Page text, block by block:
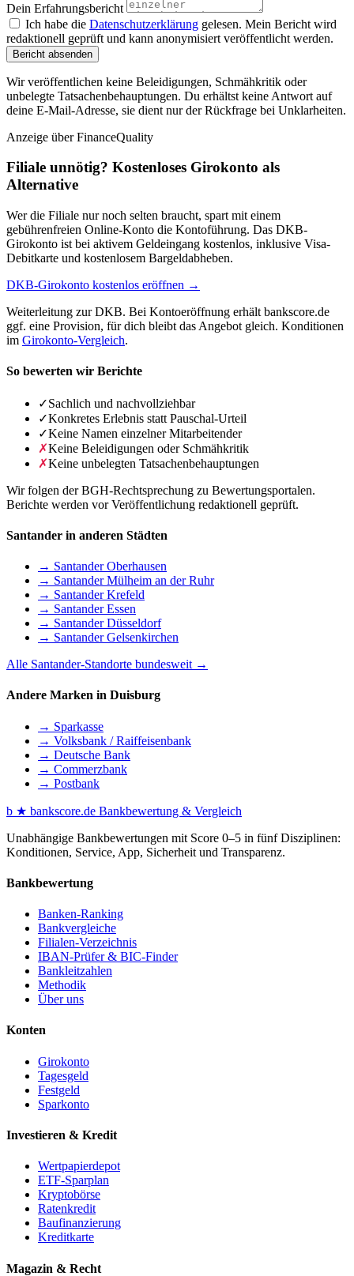
Dein Erfahrungsbericht
Ich habe die Datenschutzerklärung gelesen. Mein Bericht wird
redaktionell geprüft und kann anonymisiert veröffentlicht werden.
Bericht absenden
Wir veröffentlichen keine Beleidigungen, Schmähkritik oder
unbelegte Tatsachenbehauptungen. Du erhältst keine Antwort auf
deine E-Mail-Adresse, sie dient nur der Rückfrage bei Unklarheiten.
Anzeige über FinanceQuality
Filiale unnötig? Kostenloses Girokonto als
Alternative
Wer die Filiale nur noch selten braucht, spart mit einem
gebührenfreien Online-Konto die Kontoführung. Das DKB-
Girokonto ist bei aktivem Geldeingang kostenlos, inklusive Visa-
Debitkarte und kostenlosem Bargeldabheben.
DKB-Girokonto kostenlos eröffnen →
Weiterleitung zur DKB. Bei Kontoeröffnung erhält bankscore.de
ggf. eine Provision, für dich bleibt das Angebot gleich. Konditionen
im Girokonto-Vergleich.
So bewerten wir Berichte
✓Sachlich und nachvollziehbar
✓Konkretes Erlebnis statt Pauschal-Urteil
✓Keine Namen einzelner Mitarbeitender
✗Keine Beleidigungen oder Schmähkritik
✗Keine unbelegten Tatsachenbehauptungen
Wir folgen der BGH-Rechtsprechung zu Bewertungsportalen.
Berichte werden vor Veröffentlichung redaktionell geprüft.
Santander in anderen Städten
→ Santander Oberhausen
→ Santander Mülheim an der Ruhr
→ Santander Krefeld
→ Santander Essen
→ Santander Düsseldorf
→ Santander Gelsenkirchen
Alle Santander-Standorte bundesweit →
Andere Marken in Duisburg
→ Sparkasse
→ Volksbank / Raiffeisenbank
→ Deutsche Bank
→ Commerzbank
→ Postbank
b ★ bankscore.de Bankbewertung & Vergleich
Unabhängige Bankbewertungen mit Score 0–5 in fünf Disziplinen:
Konditionen, Service, App, Sicherheit und Transparenz.
Bankbewertung
Banken-Ranking
Bankvergleiche
Filialen-Verzeichnis
IBAN-Prüfer & BIC-Finder
Bankleitzahlen
Methodik
Über uns
Konten
Girokonto
Tagesgeld
Festgeld
Sparkonto
Investieren & Kredit
Wertpapierdepot
ETF-Sparplan
Kryptobörse
Ratenkredit
Baufinanzierung
Kreditkarte
Magazin & Recht